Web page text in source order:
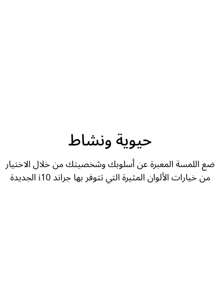
حيوية ونشاط
ضع اللمسة المعبرة عن أسلوبك وشخصيتك من خلال الاختيار
من خيارات الألوان المثيرة التي تتوفر بها جراند i10 الجديدة